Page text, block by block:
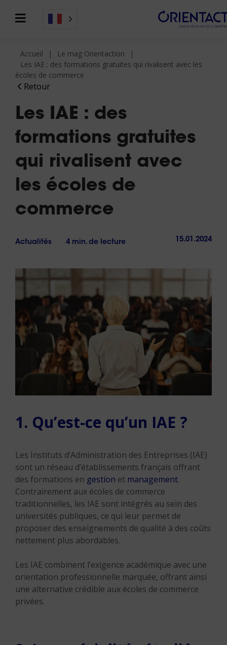
Retour
Accueil
Le mag Orientaction
Les IAE : des formations gratuites qui rivalisent avec les
écoles de commerce
Les IAE : des
formations gratuites
qui rivalisent avec
les écoles de
commerce
Actualités 4 min. de lecture 15.01.2024
1. Qu’est-ce qu’un IAE ?
Les Instituts d’Administration des Entreprises (IAE)
sont un réseau d’établissements français offrant
des formations en gestion et management.
Contrairement aux écoles de commerce
traditionnelles, les IAE sont intégrés au sein des
universités publiques, ce qui leur permet de
proposer des enseignements de qualité à des coûts
nettement plus abordables.
Les IAE combinent l’exigence académique avec une
orientation professionnelle marquée, offrant ainsi
une alternative crédible aux écoles de commerce
privées.